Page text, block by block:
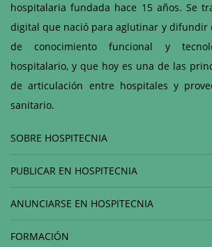
hospitalaria fundada hace 15 años. Se
digital que nació para aglutinar y difundir
de conocimiento funcional y
hospitalario, y que hoy es una de las
de articulación entre hospitales y
sanitario.
SOBRE HOSPITECNIA
PUBLICAR EN HOSPITECNIA
ANUNCIARSE EN HOSPITECNIA
FORMACIÓN